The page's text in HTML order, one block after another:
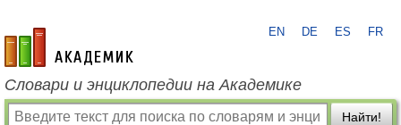
academic.ru
EN DE ES FR
Словари и энциклопедии на Академике
Найти!